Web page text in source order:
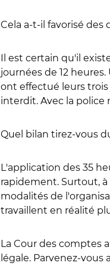
Cela a-t-il favorisé des
Il est certain qu'il
journées de 12
ont effectué leurs
interdit. Avec la police
Quel bilan tirez-vous
L'application des 35
rapidement. Surtout,
modalités de
travaillent en réalité
La Cour des comptes
légale. Parvenez-vous